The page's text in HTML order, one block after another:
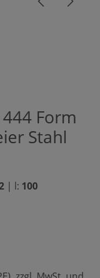
Form
Stahl
| l: 100